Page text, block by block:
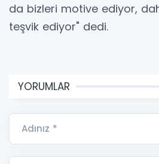
da bizleri motive ediyor,
teşvik ediyor" dedi.
YORUMLAR
Adınız *